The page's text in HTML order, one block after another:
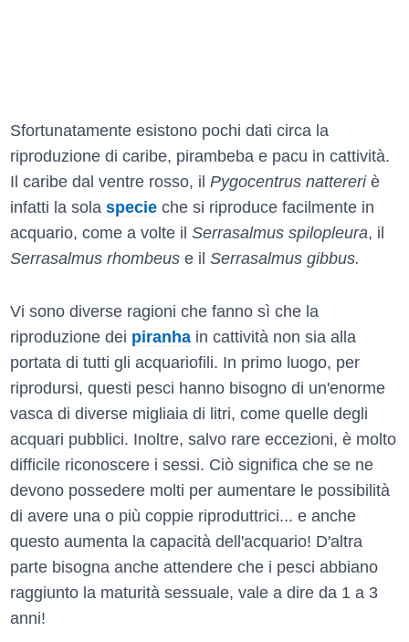
Sfortunatamente esistono pochi dati circa la
riproduzione di caribe, pirambeba e pacu in cattività.
Il caribe dal ventre rosso, il Pygocentrus nattereriè
infatti la sola specie che si riproduce facilmente in
acquario, come a volte il Serrasalmus spilopleura, il
Serrasalmus rhombeus e il Serrasalmus gibbus.
Vi sono diverse ragioni che fanno sì che la
riproduzione dei piranha in cattività non sia alla
portata di tutti gli acquariofili. In primo luogo, per
riprodursi, questi pesci hanno bisogno di un'enorme
vasca di diverse migliaia di litri, come quelle degli
acquari pubblici. Inoltre, salvo rare eccezioni, è molto
difficile riconoscere i sessi. Ciò significa che se ne
devono possedere molti per aumentare le possibilità
di avere una o più coppie riproduttrici... e anche
questo aumenta la capacità dell'acquario! D'altra
parte bisogna anche attendere che i pesci abbiano
raggiunto la maturità sessuale, vale a dire da 1 a 3
anni!